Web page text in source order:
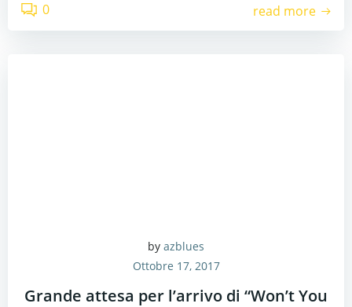
0 read more
by azblues
Ottobre 17, 2017
Grande attesa per l’arrivo di “Won’t You